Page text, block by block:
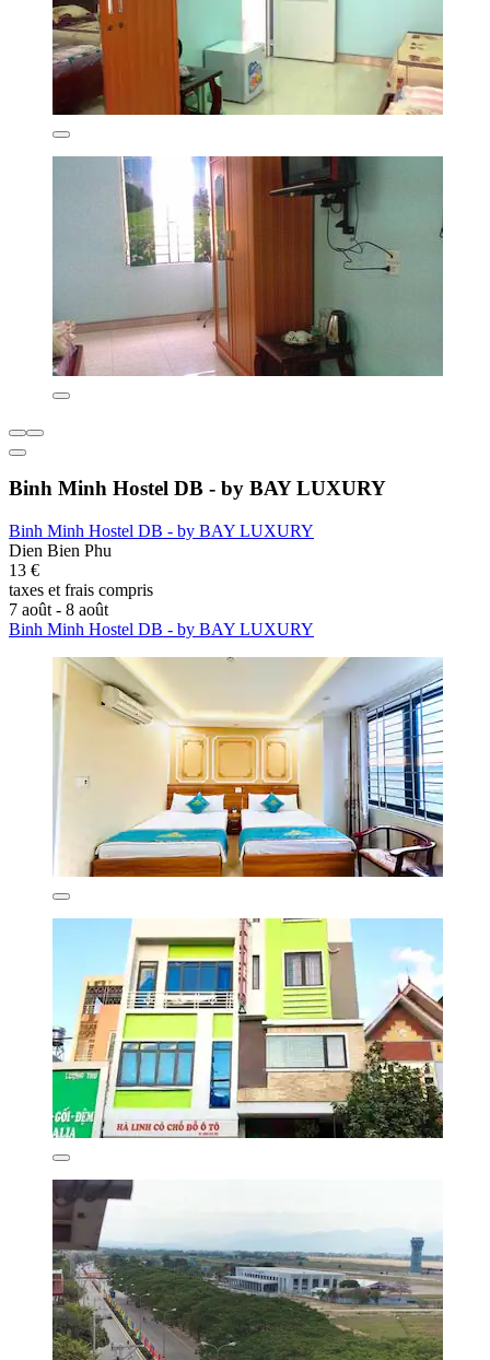
Binh Minh Hostel DB - by BAY LUXURY
Binh Minh Hostel DB - by BAY LUXURY
Dien Bien Phu
13 €
taxes et frais compris
7 août - 8 août
Binh Minh Hostel DB - by BAY LUXURY